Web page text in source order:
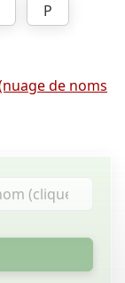
P
de noms